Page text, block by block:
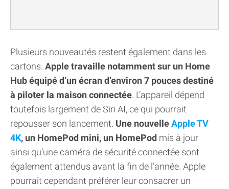
Plusieurs nouveautés restent également dans les
cartons. Apple travaille notamment sur un Home
Hub équipé d’un écran d’environ 7 pouces destiné
à piloter la maison connectée. L’appareil dépend
toutefois largement de Siri AI, ce qui pourrait
repousser son lancement. Une nouvelleApple TV
4K, un HomePod mini, un HomePod mis à jour
ainsi qu’une caméra de sécurité connectée sont
également attendus avant la fin de l’année. Apple
pourrait cependant préférer leur consacrer un